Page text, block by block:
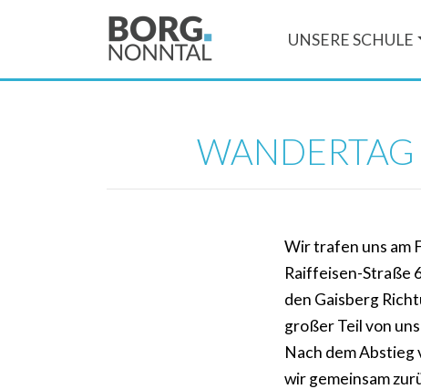
UNSERE SCHULE
Wir trafen uns am
Raiffeisen-Straße
den Gaisberg
großer Teil von
Nach dem
wir gemeinsam